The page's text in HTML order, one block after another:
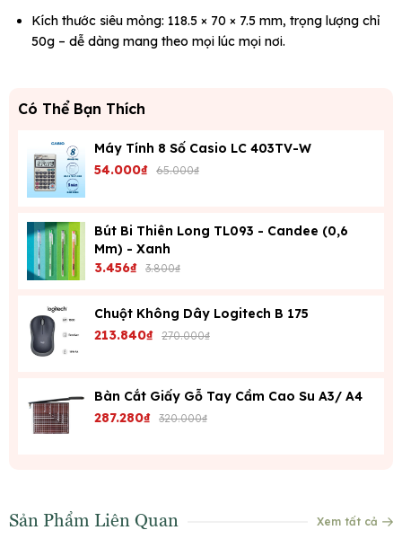
Kích thước siêu mỏng: 118.5 × 70 × 7.5 mm, trọng lượng chỉ
50g – dễ dàng mang theo mọi lúc mọi nơi.
Có Thể Bạn Thích
Máy Tính 8 Số Casio LC 403TV-W
54.000₫ 65.000₫
Bút Bi Thiên Long TL093 - Candee (0,6
Mm) - Xanh
3.456₫ 3.800₫
Chuột Không Dây Logitech B 175
213.840₫ 270.000₫
Bàn Cắt Giấy Gỗ Tay Cầm Cao Su A3/ A4
287.280₫ 320.000₫
Sản Phẩm Liên Quan Xem tất cả